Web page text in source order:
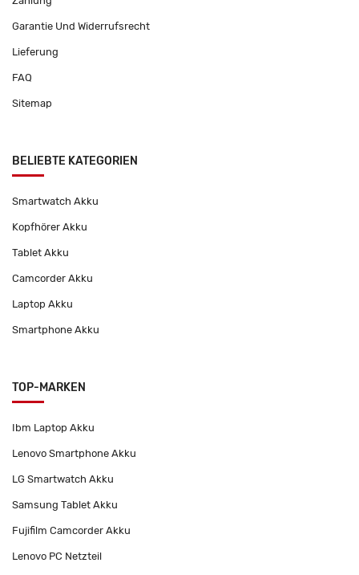
Garantie Und Widerrufsrecht
Lieferung
FAQ
Sitemap
BELIEBTE KATEGORIEN
Smartwatch Akku
Kopfhörer Akku
Tablet Akku
Camcorder Akku
Laptop Akku
Smartphone Akku
TOP-MARKEN
Ibm Laptop Akku
Lenovo Smartphone Akku
LG Smartwatch Akku
Samsung Tablet Akku
Fujifilm Camcorder Akku
Lenovo PC Netzteil